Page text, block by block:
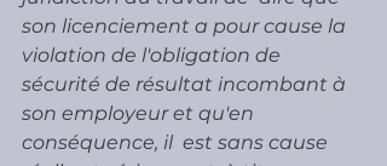
son licenciement a pour cause la
violation de l'obligation de
sécurité de résultat incombant à
son employeur et qu'en
conséquence, il  est sans cause